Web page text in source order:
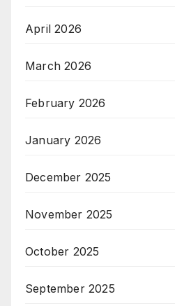
April 2026
March 2026
February 2026
January 2026
December 2025
November 2025
October 2025
September 2025